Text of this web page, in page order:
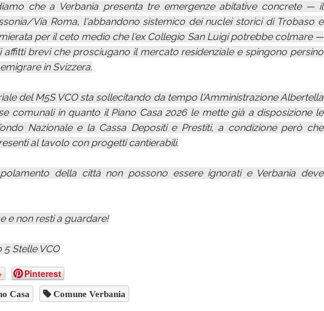
che a Verbania presenta tre emergenze abitative concrete — il
Via Roma, l'abbandono sistemico dei nuclei storici di Trobaso e
per il ceto medio che l'ex Collegio San Luigi potrebbe colmare —
brevi che prosciugano il mercato residenziale e spingono persino
in Svizzera.
del M5S VCO sta sollecitando da tempo l'Amministrazione Albertella
comunali in quanto il Piano Casa 2026 le mette già a disposizione le
Nazionale e la Cassa Depositi e Prestiti, a condizione però che
al tavolo con progetti cantierabili.
della città non possono essere ignorati e Verbania deve
e non resti a guardare!
Stelle VCO
Pinterest
Casa Comune Verbania